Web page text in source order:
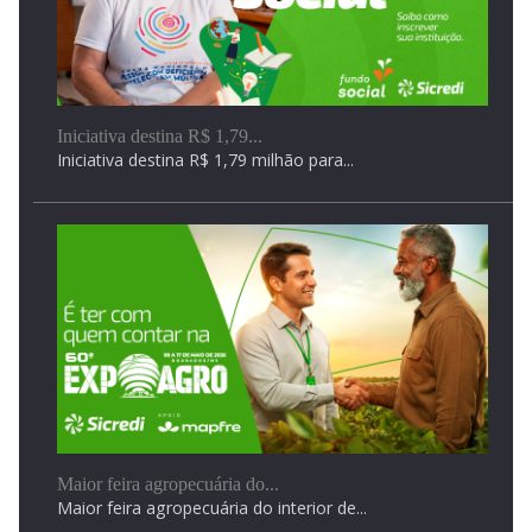
ANGÉLICA: Força Tática recupera motocicleta furtada
Iniciativa destina R$ 1,79...
Iniciativa destina R$ 1,79 milhão para...
Maior feira agropecuária do...
Maior feira agropecuária do interior de...